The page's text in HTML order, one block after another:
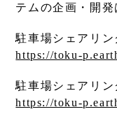
テムの企画・開発
駐車場シェアリン
https://toku-
駐車場シェアリン
https://toku-